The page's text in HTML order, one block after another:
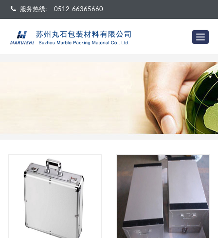
服务热线:0512-66365660